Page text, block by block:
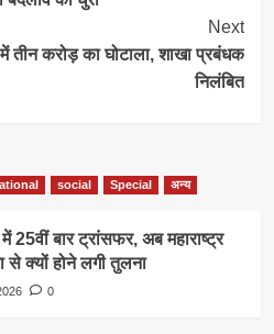
Next
तीन करोड़ का घोटाला, शाखा प्रबंधक
निलंबित
social Special अन्य
बार ट्रांसफर, अब महाराष्ट्र
क्यों होने लगी तुलना
0